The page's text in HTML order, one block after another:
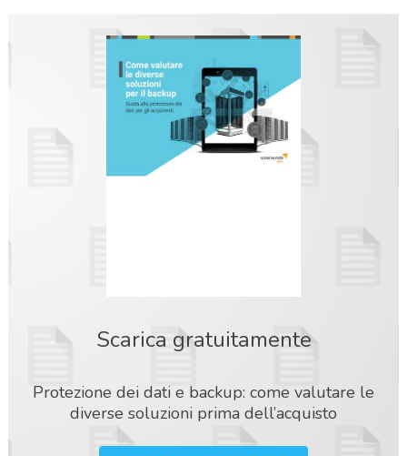
Scarica gratuitamente
Protezione dei dati e backup: come valutare le
diverse soluzioni prima dell’acquisto